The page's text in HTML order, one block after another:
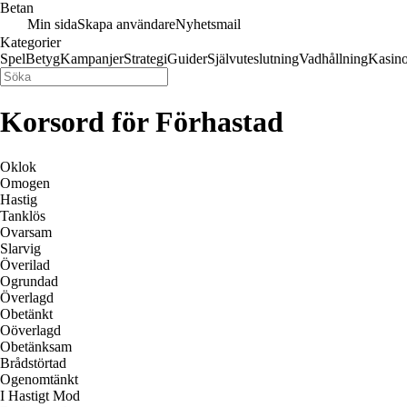
Betan
Min sidaSkapa användareNyhetsmail
Kategorier
SpelBetygKampanjerStrategiGuiderSjälvuteslutningVadhållning
Korsord för Förhastad
Oklok
Omogen
Hastig
Tanklös
Ovarsam
Slarvig
Överilad
Ogrundad
Överlagd
Obetänkt
Oöverlagd
Obetänksam
Brådstörtad
Ogenomtänkt
I Hastigt Mod